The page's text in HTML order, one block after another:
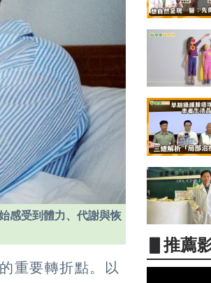
感受到體力、代謝與恢
重要轉折點。以
▋推薦